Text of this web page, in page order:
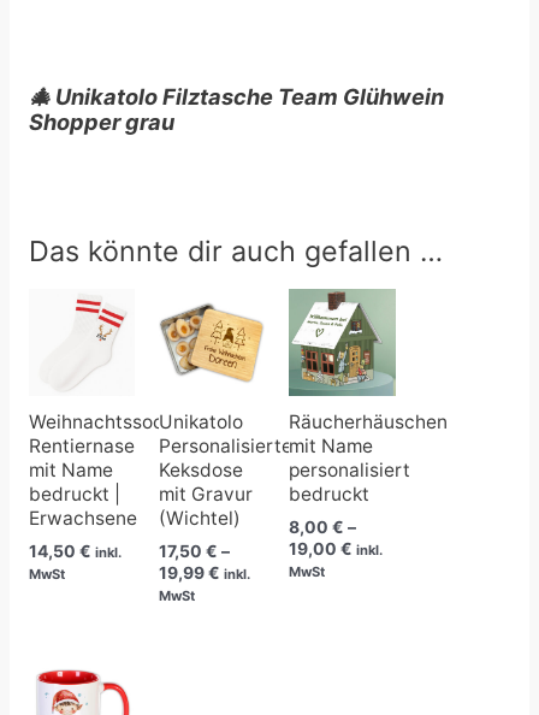
🎄 Unikatolo Filztasche Team Glühwein
Shopper grau
Das könnte dir auch gefallen …
Weihnachtssocken
Rentiernase
mit Name
bedruckt |
Erwachsene
14,50 € inkl.
MwSt
Unikatolo
Personalisierte
Keksdose
mit Gravur
(Wichtel)
17,50€ –
19,99€
Preisspanne:
17,50 €
bis
19,99 €
inkl.
MwSt
Räucherhäuschen
mit Name
personalisiert
bedruckt
8,00€ –
19,00€
Preisspanne:
8,00 €
bis
19,00 €
inkl.
MwSt